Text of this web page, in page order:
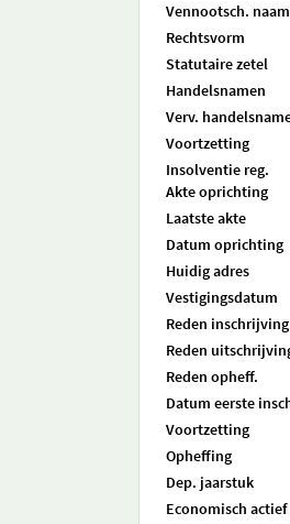
Vennootsch. naam
Rechtsvorm
Statutaire zetel
Handelsnamen
Verv.
Voortzetting
Insolventie reg.
Akte oprichting
Laatste akte
Datum oprichting
Huidig adres
Vestigingsdatum
Reden inschrijving
Reden
Reden opheff.
Datum eerste
Voortzetting
Opheffing
Dep. jaarstuk
Economisch actief